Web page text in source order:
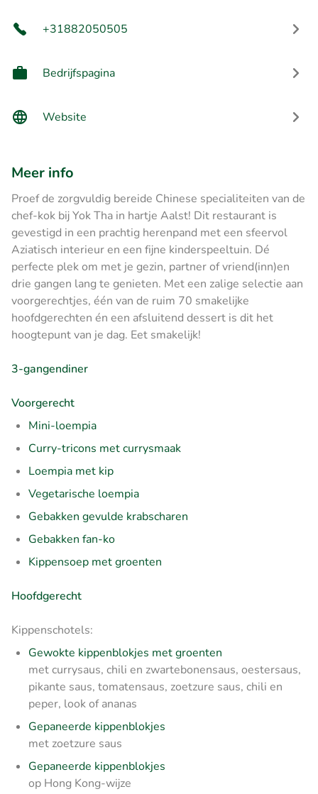
+31882050505
Bedrijfspagina
Website
Meer info
Proef de zorgvuldig bereide Chinese specialiteiten van de
chef-kok bij Yok Tha in hartje Aalst! Dit restaurant is
gevestigd in een prachtig herenpand met een sfeervol
Aziatisch interieur en een fijne kinderspeeltuin. Dé
perfecte plek om met je gezin, partner of vriend(inn)en
drie gangen lang te genieten. Met een zalige selectie aan
voorgerechtjes, één van de ruim 70 smakelijke
hoofdgerechten én een afsluitend dessert is dit het
hoogtepunt van je dag. Eet smakelijk!
3-gangendiner
Voorgerecht
Mini-loempia
Curry-tricons met currysmaak
Loempia met kip
Vegetarische loempia
Gebakken gevulde krabscharen
Gebakken fan-ko
Kippensoep met groenten
Hoofdgerecht
Kippenschotels:
Gewokte kippenblokjes met groenten
met currysaus, chili en zwartebonensaus, oestersaus,
pikante saus, tomatensaus, zoetzure saus, chili en
peper, look of ananas
Gepaneerde kippenblokjes
met zoetzure saus
Gepaneerde kippenblokjes
op Hong Kong-wijze